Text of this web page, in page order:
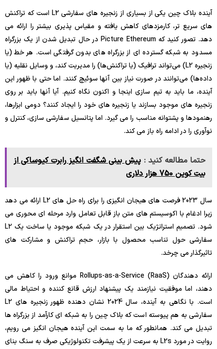
آینده بلاک چین یکی از بسیاری از زنجیره های سفارشی L2 است که تراکنش
های سریع تر، کارمزدهای کاهش یافته و مقیاس پذیری بیشتر را ارائه می
دهد. تصور کنید که Picture Ethereum در حال تبدیل شدن از یک بزرگراه
مسدود به شبکه گسترده ای از بزرگراه های بدون گرفتگی است. هر خط (یا
زنجیره L2) می‌تواند ترافیک (یا تراکنش‌ها) را مدیریت کند، و وسایل نقلیه (یا
داده‌ها) می‌توانند در صورت نیاز بین آنها سوئیچ کنند. اما حتی با ظهور این
آینده، ما باید به تیم سازی اینجا و اکنون نگاه کنیم. آیا آنها باید بر روی
زنجیره های موجود بسازند یا زنجیره های خود را ایجاد کنند؟ دومی ابزارها،
رهنمودها و پشتوانه مناسب را می گیرد. اما پتانسیل سفارشی سازی، کنترل و
نوآوری را در ادامه راه باز می کند.
حتما مطالعه کنید : پیش بینی شگفت انگیز رابرت کیوساکی از
بیت کوین 750 هزار دلاری
سال 2023 فرصت های هیجان انگیزی را برای راه حل های L2 ارائه می دهد
زیرا ادغام با اکوسیستم های متن باز قابل تعامل وارد مرحله ای محوری می
شود. تصمیم استراتژیک بین استقرار در یک شبکه موجود یا ساخت یک L2
سفارشی حول تناسب محصول با بازار، حجم تراکنش و مشارکت های
تاثیرگذار می چرخد.
ارائه دهندگان Rollups-as-a-Service (RaaS) موانع ورود را کاهش می
دهند، اما موفقیت نیازمند یک پیشنهاد ارزش قانع کننده و احتیاط مالی
است. با نگاهی به آینده، سال 2024 نشان دهنده ظهور زنجیره های L2
سفارشی به هم پیوسته است که بلاک چین را به شبکه ای کارآمد از بزرگراه ها
تبدیل می کند. همانطور که ما به سمت این آینده هیجان انگیز می رویم،
روایت در مورد L2s به سرعت از یک پیشرفت تکنولوژیکی صرف به سنگ بنای